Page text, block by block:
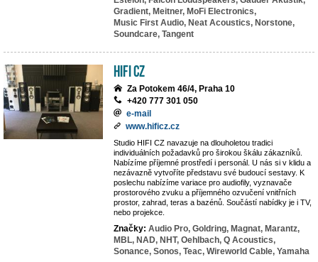
Gradient, Meitner, MoFi Electronics,
Music First Audio, Neat Acoustics, Norstone,
Soundcare, Tangent
HIFI CZ
Za Potokem 46/4, Praha 10
+420 777 301 050
e-mail
www.hificz.cz
Studio HIFI CZ navazuje na dlouholetou tradici
individuálních požadavků pro širokou škálu zákazníků.
Nabízíme příjemné prostředí i personál. U nás si v klidu a
nezávazně vytvoříte představu své budoucí sestavy. K
poslechu nabízíme variace pro audiofily, vyznavače
prostorového zvuku a příjemného ozvučení vnitřních
prostor, zahrad, teras a bazénů. Součástí nabídky je i TV,
nebo projekce.
Značky: Audio Pro, Goldring, Magnat, Marantz,
MBL, NAD, NHT, Oehlbach, Q Acoustics,
Sonance, Sonos, Teac, Wireworld Cable, Yamaha